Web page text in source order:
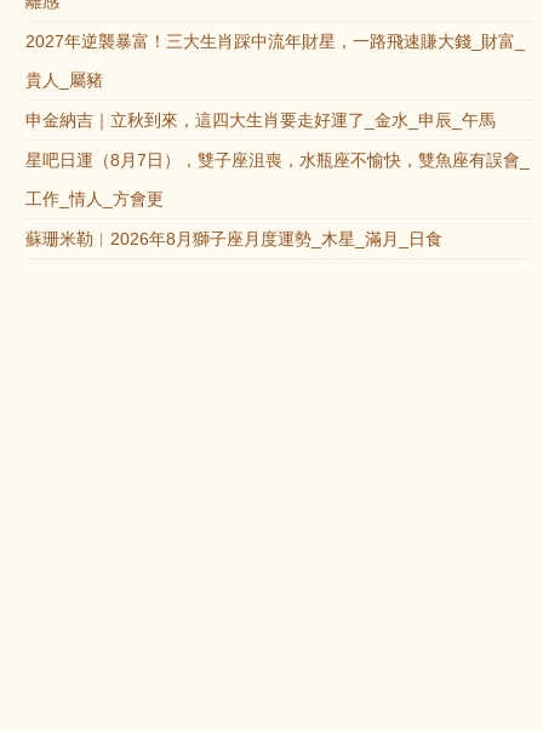
2027年逆襲暴富！三大生肖踩中流年財星，一路飛速賺大錢_財富_
貴人_屬豬
申金納吉｜立秋到來，這四大生肖要走好運了_金水_申辰_午馬
星吧日運（8月7日），雙子座沮喪，水瓶座不愉快，雙魚座有誤會_
工作_情人_方會更
蘇珊米勒︱2026年8月獅子座月度運勢_木星_滿月_日食